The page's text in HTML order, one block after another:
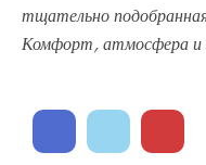
тщательно
Комфорт, атмосфера и